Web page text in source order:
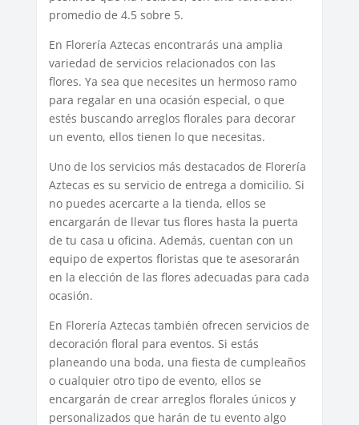
promedio de 4.5 sobre 5.
En Florería Aztecas encontrarás una amplia
variedad de servicios relacionados con las
flores. Ya sea que necesites un hermoso ramo
para regalar en una ocasión especial, o que
estés buscando arreglos florales para decorar
un evento, ellos tienen lo que necesitas.
Uno de los servicios más destacados de Florería
Aztecas es su servicio de entrega a domicilio. Si
no puedes acercarte a la tienda, ellos se
encargarán de llevar tus flores hasta la puerta
de tu casa u oficina. Además, cuentan con un
equipo de expertos floristas que te asesorarán
en la elección de las flores adecuadas para cada
ocasión.
En Florería Aztecas también ofrecen servicios de
decoración floral para eventos. Si estás
planeando una boda, una fiesta de cumpleaños
o cualquier otro tipo de evento, ellos se
encargarán de crear arreglos florales únicos y
personalizados que harán de tu evento algo